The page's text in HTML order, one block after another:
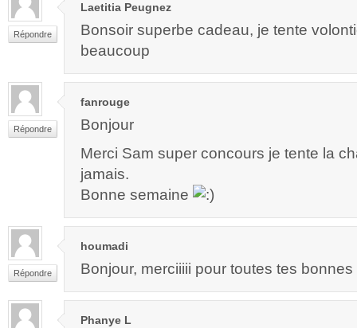
Répondre
Laetitia Peugnez
Bonsoir superbe cadeau, je tente
beaucoup
Répondre
fanrouge
Bonjour
Merci Sam super concours je tente la
jamais.
Bonne semaine
Répondre
houmadi
Bonjour, merciiiii pour toutes tes
Phanye L